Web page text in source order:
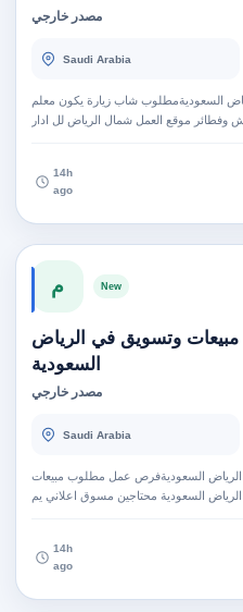
مصدر خارجي
Saudi Arabia
السعوديةمطلوب شاب زيارة يكون معلم
14h
ago
م New
وتسويق في الرياض
السعودية
مصدر خارجي
Saudi Arabia
السعوديةفرص عمل مطلوب مبيعات
14h
ago